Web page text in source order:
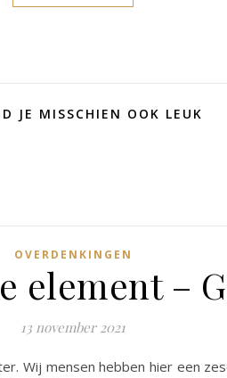
JE MISSCHIEN OOK LEUK
OVERDENKINGEN
element –
13 november 2021
Wij mensen hebben hier een